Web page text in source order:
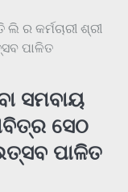
ର କର୍ମଚାରୀ ଶ୍ରୀ
ପାଳିତ
ସମବାୟ
ସେଠ
ପାଳିତ